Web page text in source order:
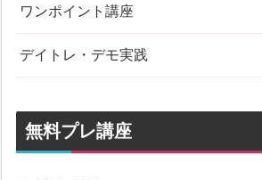
ワンポイント講座
デイトレ・デモ実践
無料プレ講座